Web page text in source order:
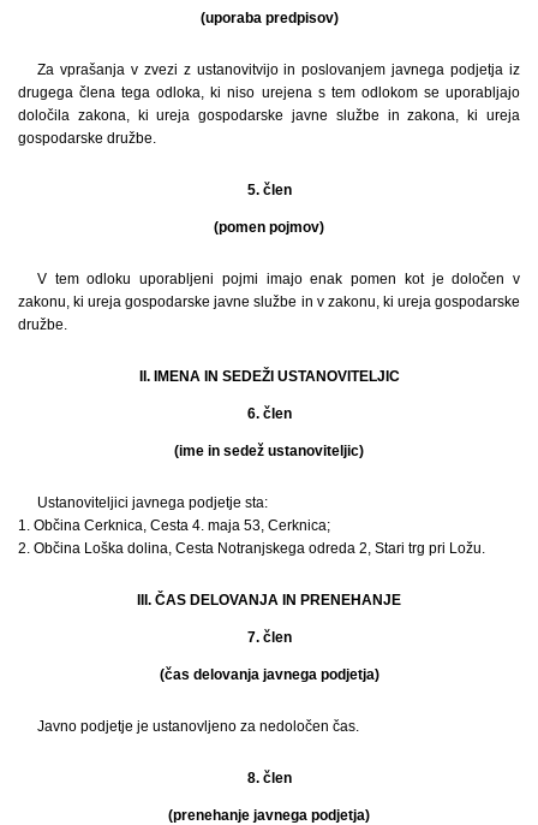
(uporaba predpisov)
Za vprašanja v zvezi z ustanovitvijo in poslovanjem javnega podjetja iz
drugega člena tega odloka, ki niso urejena s tem odlokom se uporabljajo
določila zakona, ki ureja gospodarske javne službe in zakona, ki ureja
gospodarske družbe.
5. člen
(pomen pojmov)
V tem odloku uporabljeni pojmi imajo enak pomen kot je določen v
zakonu, ki ureja gospodarske javne službe in v zakonu, ki ureja gospodarske
družbe.
II. IMENA IN SEDEŽI USTANOVITELJIC
6. člen
(ime in sedež ustanoviteljic)
Ustanoviteljici javnega podjetje sta:
1. Občina Cerknica, Cesta 4. maja 53, Cerknica;
2. Občina Loška dolina, Cesta Notranjskega odreda 2, Stari trg pri Ložu.
III. ČAS DELOVANJA IN PRENEHANJE
7. člen
(čas delovanja javnega podjetja)
Javno podjetje je ustanovljeno za nedoločen čas.
8. člen
(prenehanje javnega podjetja)